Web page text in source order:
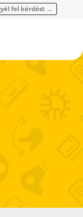
fel kérdést →